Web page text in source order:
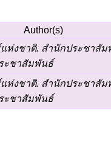
Author(s)
ห่งชาติ. สำนักประชาสัม
ะชาสัมพันธ์
ห่งชาติ. สำนักประชาสัม
ะชาสัมพันธ์